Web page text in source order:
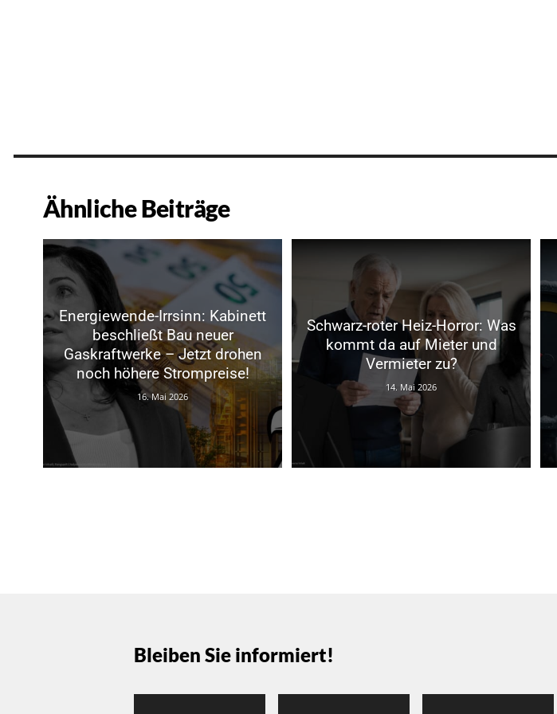
Ähnliche Beiträge
Energiewende-Irrsinn: Kabinett
beschließt Bau neuer
Gaskraftwerke – Jetzt drohen
noch höhere Strompreise!
16. Mai 2026
Schwarz-roter Heiz-Horror: Was
kommt da auf Mieter und
Vermieter zu?
14. Mai 2026
Bleiben Sie informiert!